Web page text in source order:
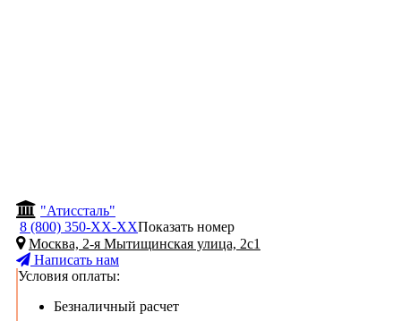
"Атиссталь"
8 (800) 350-ХХ-ХХПоказать номер
Москва, 2-я Мытищинская улица, 2с1
Написать нам
Условия оплаты:
Безналичный расчет